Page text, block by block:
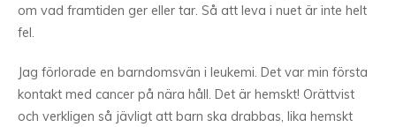
om vad framtiden ger eller tar. Så att leva i nuet är inte helt
fel.
Jag förlorade en barndomsvän i leukemi. Det var min första
kontakt med cancer på nära håll. Det är hemskt! Orättvist
och verkligen så jävligt att barn ska drabbas, lika hemskt